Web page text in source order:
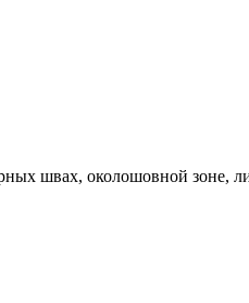
швах, околошовной зоне,